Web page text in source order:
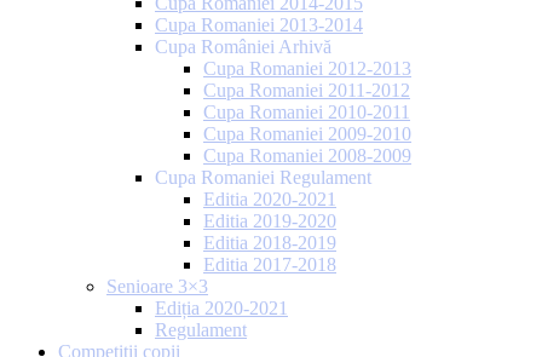
Cupa Romaniei 2013-2014
Cupa României Arhivă
Cupa Romaniei 2012-2013
Cupa Romaniei 2011-2012
Cupa Romaniei 2010-2011
Cupa Romaniei 2009-2010
Cupa Romaniei 2008-2009
Cupa Romaniei Regulament
Editia 2020-2021
Editia 2019-2020
Editia 2018-2019
Editia 2017-2018
Senioare 3×3
Ediția 2020-2021
Regulament
Competiții copii